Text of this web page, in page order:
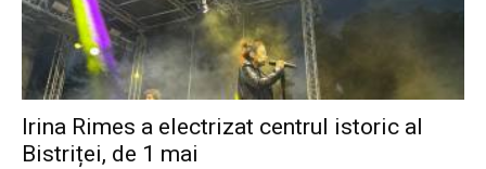
Irina Rimes a electrizat centrul istoric al
Bistriței, de 1 mai